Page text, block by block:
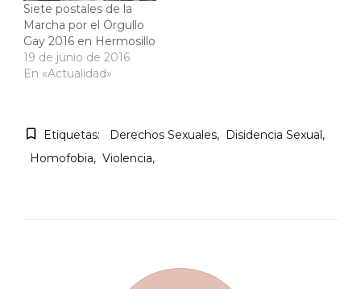
Siete postales de la
Marcha por el Orgullo
Gay 2016 en Hermosillo
19 de junio de 2016
En «Actualidad»
Etiquetas: Derechos Sexuales
Disidencia Sexual
Homofobia
Violencia